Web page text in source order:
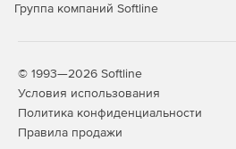
Группа компаний Softline
© 1993—2026 Softline
Условия использования
Политика конфиденциальности
Правила продажи